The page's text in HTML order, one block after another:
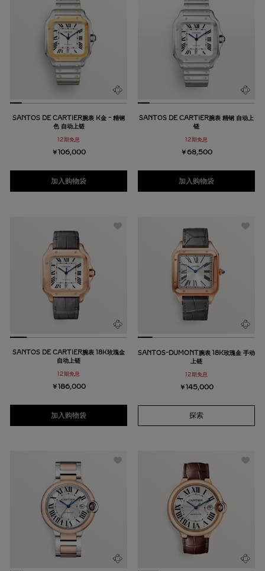
SANTOS DE CARTIER腕表 K金 - 精钢
色 自动上链
12期免息
￥106,000
加入购物袋
SANTOS DE CARTIER腕表 精钢 自动上
链
12期免息
￥68,500
加入购物袋
SANTOS DE CARTIER腕表 18K玫瑰金
自动上链
12期免息
￥186,000
加入购物袋
SANTOS-DUMONT腕表 18K玫瑰金 手动
上链
12期免息
￥145,000
探索